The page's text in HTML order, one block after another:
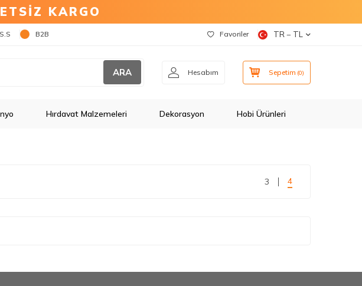
KARGO
B2B Favoriler TR − TL
ARA Hesabım Sepetim (0)
Hırdavat Malzemeleri Dekorasyon Hobi Ürünleri
3 4